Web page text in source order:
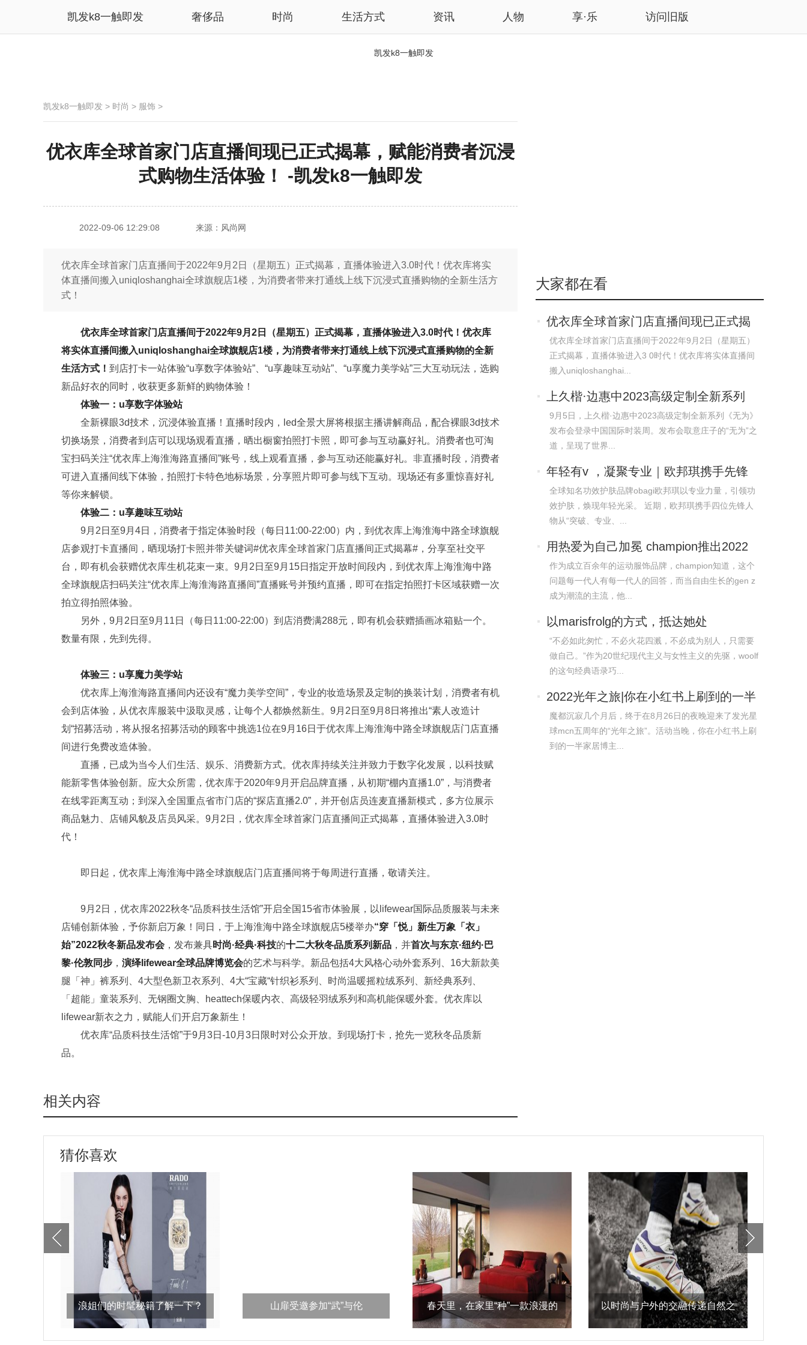
凯发k8一触即发 奢侈品 时尚 生活方式 资讯 人物 享·乐 访问旧版
凯发k8一触即发
凯发k8一触即发 > 时尚 > 服饰 >
优衣库全球首家门店直播间现已正式揭幕，赋能消费者沉浸
式购物生活体验！ -凯发k8一触即发
2022-09-06 12:29:08 来源：风尚网
优衣库全球首家门店直播间于2022年9月2日（星期五）正式揭幕，直播体验进入3.0时代！优衣库将实
体直播间搬入uniqloshanghai全球旗舰店1楼，为消费者带来打通线上线下沉浸式直播购物的全新生活方
式！
优衣库全球首家门店直播间于2022年9月 2 日（星期五）正式揭幕， 直播体验进入3.0时代！优衣库
将实体直播间搬入uniqloshanghai全球旗舰店1楼，为消费者带来打通线上线下沉浸式直播购物的全新
生活方式！ 到店打卡一站体验“u享数字体验站”、“u享趣味互动站”、“u享魔力美学站”三大互动玩法，选购
新品好衣的同时，收获更多新鲜的购物体验！
体验一： u享数字体验站
全新裸眼3d技术，沉浸体验直播！直播时段内，led全景大屏将根据主播讲解商品，配合裸眼3d技术
切换场景，消费者到店可以现场观看直播，晒出橱窗拍照打卡照，即可参与互动赢好礼。消费者也可淘
宝扫码关注“优衣库上海淮海路直播间”账号，线上观看直播，参与互动还能赢好礼。非直播时段，消费者
可进入直播间线下体验，拍照打卡特色地标场景，分享照片即可参与线下互动。现场还有多重惊喜好礼
等你来解锁。
体验二： u享趣味互动站
9月2日至9月4日，消费者于指定体验时段（每日11:00-22:00）内，到优衣库上海淮海中路全球旗舰
店参观打卡直播间，晒现场打卡照并带关键词#优衣库全球首家门店直播间正式揭幕#，分享至社交平
台，即有机会获赠优衣库生机花束一束。9月2日至9月15日指定开放时间段内，到优衣库上海淮海中路
全球旗舰店扫码关注“优衣库上海淮海路直播间”直播账号并预约直播，即可在指定拍照打卡区域获赠一次
拍立得拍照体验。
另外，9月2日至9月11日（每日11:00-22:00）到店消费满288元，即有机会获赠插画冰箱贴一个。
数量有限，先到先得。
体验三： u享魔力美学站
优衣库上海淮海路直播间内还设有“魔力美学空间”，专业的妆造场景及定制的换装计划，消费者有机
会到店体验，从优衣库服装中汲取灵感，让每个人都焕然新生。9月2日至9月8日将推出“素人改造计
划“招募活动，将从报名招募活动的顾客中挑选1位在9月16日于优衣库上海淮海中路全球旗舰店门店直播
间进行免费改造体验。
直播，已成为当今人们生活、娱乐、消费新方式。优衣库持续关注并致力于数字化发展，以科技赋
能新零售体验创新。应大众所需，优衣库于2020年9月开启品牌直播，从初期“棚内直播1.0”，与消费者
在线零距离互动；到深入全国重点省市门店的“探店直播2.0”，并开创店员连麦直播新模式，多方位展示
商品魅力、店铺风貌及店员风采。9月2日，优衣库全球首家门店直播间正式揭幕，直播体验进入3.0时
代！
即日起，优衣库上海淮海中路全球旗舰店门店直播间将于每周进行直播，敬请关注。
9月2日，优衣库2022秋冬“品质科技生活馆”开启全国15省市体验展，以lifewear国际品质服装与未来
店铺创新体验，予你新启万象！同日，于上海淮海中路全球旗舰店5楼举办“穿「悦」新生万象「衣」
始”2022秋冬新品发布会 ，发布兼具时尚·经典·科技的十二大秋冬品质系列新品 ，并首次与东京·纽约·巴
黎·伦敦同步 ， 演绎 lifewear全球品牌博览会的艺术与科学。新品包括4大风格心动外套系列、16大新款美
腿「神」裤系列、4大型色新卫衣系列、4大“宝藏“针织衫系列、时尚温暖摇粒绒系列、新经典系列、
「超能」童装系列、无钢圈文胸、heattech保暖内衣、高级轻羽绒系列和高机能保暖外套。优衣库以
lifewear新衣之力，赋能人们开启万象新生！
优衣库“品质科技生活馆”于9月3日-10月3日限时对公众开放。到现场打卡，抢先一览秋冬品质新
品。
大家都在看
优衣库全球首家门店直播间现已正式揭
幕，赋
优衣库全球首家门店直播间于2022年9月2日（星期五）
正式揭幕，直播体验进入3 0时代！优衣库将实体直播间
搬入uniqloshanghai...
上久楷·边惠中2023高级定制全新系列
《无为
9月5日，上久楷·边惠中2023高级定制全新系列《无为》
发布会登录中国国际时装周。发布会取意庄子的“无为”之
道，呈现了世界...
年轻有v ，凝聚专业｜欧邦琪携手先锋
力量
全球知名功效护肤品牌obagi欧邦琪以专业力量，引领功
效护肤，焕现年轻光采。 近期，欧邦琪携手四位先锋人
物从“突破、专业、...
用热爱为自己加冕 champion推出2022
全新品
作为成立百余年的运动服饰品牌，champion知道，这个
问题每一代人有每一代人的回答，而当自由生长的gen z
成为潮流的主流，他...
以marisfrolg的方式，抵达她处
“不必如此匆忙，不必火花四溅，不必成为别人，只需要
做自己。”作为20世纪现代主义与女性主义的先驱，woolf
的这句经典语录巧...
2022光年之旅|你在小红书上刷到的一半
家居
魔都沉寂几个月后，终于在8月26日的夜晚迎来了发光星
球mcn五周年的“光年之旅”。活动当晚，你在小红书上刷
到的一半家居博主...
相关内容
猜你喜欢
浪姐们的时髦秘籍了解一下？ 山扉受邀参加“武”与伦 春天里，在家里“种”一款浪漫的
家具
以时尚与户外的交融传递自然之
意，salomon